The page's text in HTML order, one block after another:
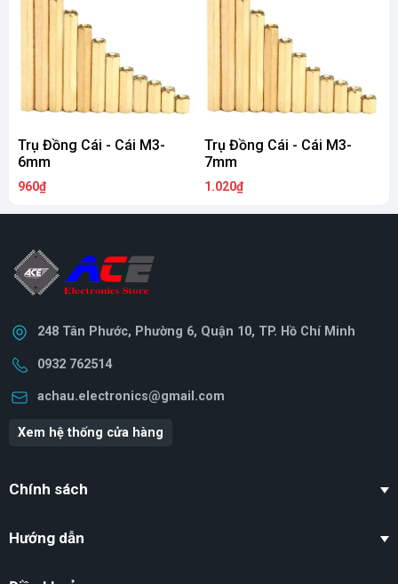
Trụ Đồng Cái - Cái M3-
6mm
960₫
Trụ Đồng Cái - Cái M3-
7mm
1.020₫
248 Tân Phước, Phường 6, Quận 10, TP. Hồ Chí Minh
0932 762514
achau.electronics@gmail.com
Xem hệ thống cửa hàng
Chính sách
Hướng dẫn